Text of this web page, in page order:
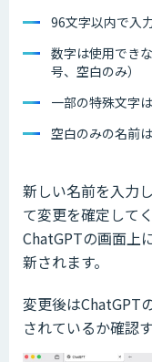
96文字以内で入
数字は使用でき
号、空白のみ）
一部の特殊文字
空白のみの名前
新しい名前を入力
て変更を確定して
ChatGPTの画面上
新されます。
変更後はChatGPT
されているか確認